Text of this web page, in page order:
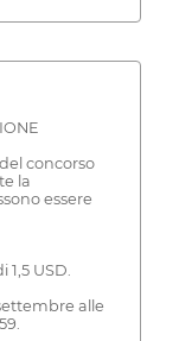
concorso
la
essere
USD.
alle